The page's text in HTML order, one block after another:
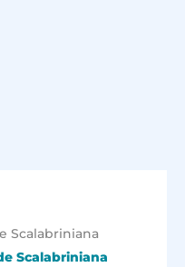
Scalabriniana
Scalabriniana